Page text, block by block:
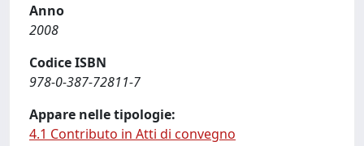
Anno
2008
Codice ISBN
978-0-387-72811-7
Appare nelle tipologie:
4.1 Contributo in Atti di convegno